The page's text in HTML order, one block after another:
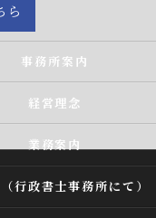
ら
事務所案内
経営理念
業務案内
行政書士事務所にて）